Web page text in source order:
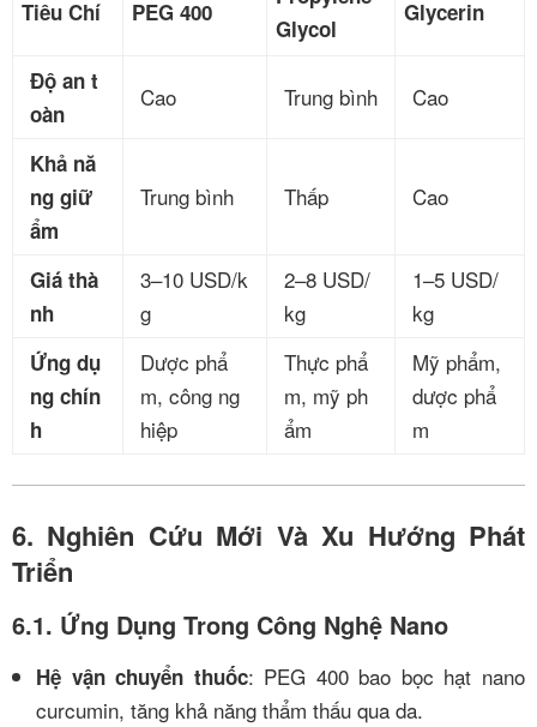
Tiêu Chí PEG 400
Glycol
Glycerin
Độ an t
oàn
Cao Trung bình Cao
Khả nă
ng giữ
ẩm
Trung bình Thấp Cao
Giá thà
nh
3–10 USD/k
g
2–8 USD/
kg
1–5 USD/
kg
Ứng dụ
ng chín
h
Dược phẩ
m, công ng
hiệp
Thực phẩ
m, mỹ ph
ẩm
Mỹ phẩm,
dược phẩ
m
6. Nghiên Cứu Mới Và Xu Hướng Phát
Triển
6.1. Ứng Dụng Trong Công Nghệ Nano
Hệ vận chuyển thuốc: PEG 400 bao bọc hạt nano
curcumin, tăng khả năng thẩm thấu qua da.